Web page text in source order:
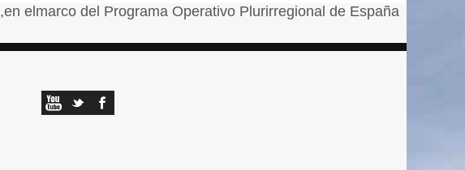
elmarco del Programa Operativo Plurirregional de España